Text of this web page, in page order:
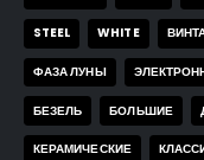
STEEL WHITE
ФАЗА ЛУНЫ
БЕЗЕЛЬ БОЛЬШИЕ
КЕРАМИЧЕСКИЕ